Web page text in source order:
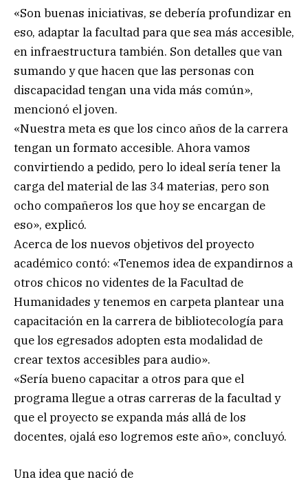
«Son buenas iniciativas, se debería profundizar en
eso, adaptar la facultad para que sea más accesible,
en infraestructura también. Son detalles que van
sumando y que hacen que las personas con
discapacidad tengan una vida más común»,
mencionó el joven.
«Nuestra meta es que los cinco años de la carrera
tengan un formato accesible. Ahora vamos
convirtiendo a pedido, pero lo ideal sería tener la
carga del material de las 34 materias, pero son
ocho compañeros los que hoy se encargan de
eso», explicó.
Acerca de los nuevos objetivos del proyecto
académico contó: «Tenemos idea de expandirnos a
otros chicos no videntes de la Facultad de
Humanidades y tenemos en carpeta plantear una
capacitación en la carrera de bibliotecología para
que los egresados adopten esta modalidad de
crear textos accesibles para audio».
«Sería bueno capacitar a otros para que el
programa llegue a otras carreras de la facultad y
que el proyecto se expanda más allá de los
docentes, ojalá eso logremos este año», concluyó.
Una idea que nació de